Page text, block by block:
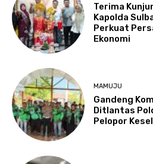
Terima
Kapolda
Perkuat
Ekonomi
MAMUJU
Gandeng
Ditlantas
Pelopor